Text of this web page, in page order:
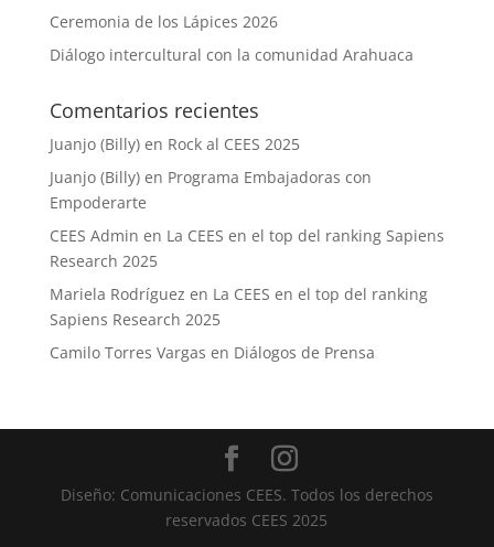
Ceremonia de los Lápices 2026
Diálogo intercultural con la comunidad Arahuaca
Comentarios recientes
Juanjo (Billy)en Rock al CEES 2025
Juanjo (Billy)en Programa Embajadoras con
Empoderarte
CEES Admin en La CEES en el top del ranking Sapiens
Research 2025
Mariela Rodríguez en La CEES en el top del ranking
Sapiens Research 2025
Camilo Torres Vargas en Diálogos de Prensa
Diseño: Comunicaciones CEES. Todos los derechos
reservados CEES 2025